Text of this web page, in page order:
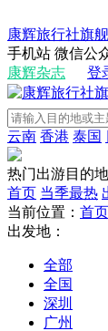
康辉旅行社旗
手机站 微信公
康辉杂志
登
云南 香港 泰国
热门出游目的地
首页 当季最热
当前位置： 首页
出发地：
全部
全国
深圳
广州